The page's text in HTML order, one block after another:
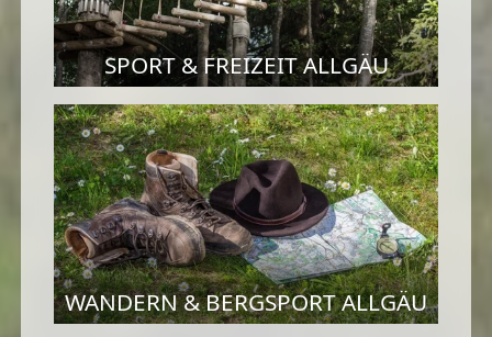
SPORT & FREIZEIT ALLGÄU
WANDERN & BERGSPORT ALLGÄU